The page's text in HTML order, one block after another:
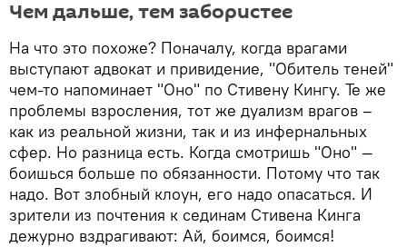
Чем дальше, тем забористее
На что это похоже? Поначалу, когда врагами
выступают адвокат и привидение, "Обитель теней"
чем-то напоминает "Оно" по Стивену Кингу. Те же
проблемы взросления, тот же дуализм врагов –
как из реальной жизни, так и из инфернальных
сфер. Но разница есть. Когда смотришь "Оно" —
боишься больше по обязанности. Потому что так
надо. Вот злобный клоун, его надо опасаться. И
зрители из почтения к сединам Стивена Кинга
дежурно вздрагивают: Ай, боимся, боимся!